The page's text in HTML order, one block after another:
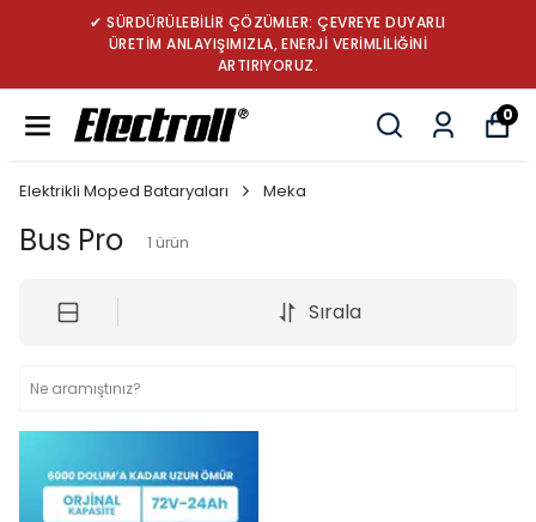
ÇÖZÜMLER: ÇEVREYE DUYARLI
ANLAYIŞIMIZLA, ENERJİ VERİMLİLİĞİNİ
0
Elektrikli Moped Bataryaları Meka
Bus Pro 1 ürün
Sırala